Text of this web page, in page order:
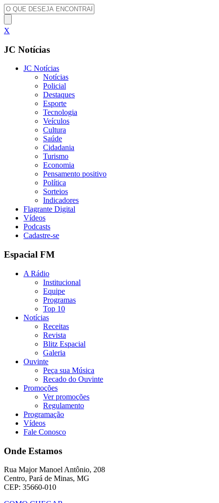
X
JC Notícias
JC Notícias
Notícias
Policial
Destaques
Esporte
Tecnologia
Veículos
Cultura
Saúde
Cidadania
Turismo
Economia
Pensamento positivo
Política
Sorteios
Indicadores
Flagrante Digital
Vídeos
Podcasts
Cadastre-se
Espacial FM
A Rádio
Institucional
Equipe
Programas
Top 10
Notícias
Receitas
Revista
Blitz Espacial
Galeria
Ouvinte
Peça sua Música
Recado do Ouvinte
Promoções
Ver promoções
Regulamento
Programação
Vídeos
Fale Conosco
Onde Estamos
Rua Major Manoel Antônio, 208
Centro, Pará de Minas, MG
CEP: 35660-010